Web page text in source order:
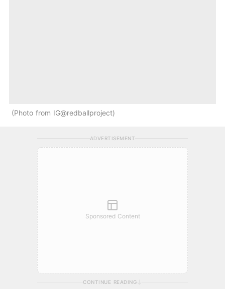
Photo from IG@redballproject
ADVERTISEMENT
Sponsored Content
CONTINUE READING